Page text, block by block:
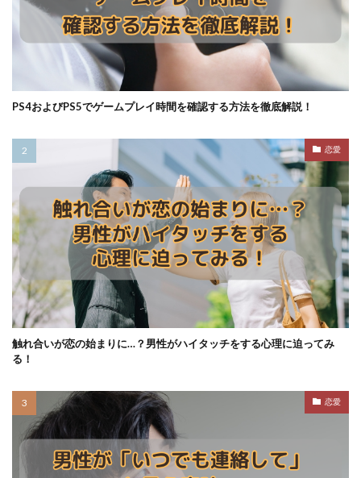
PS4およびPS5でゲームプレイ時間を確認する方法を徹底解説！
恋愛
触れ合いが恋の始まりに…？男性がハイタッチをする心理に迫ってみ
る！
恋愛